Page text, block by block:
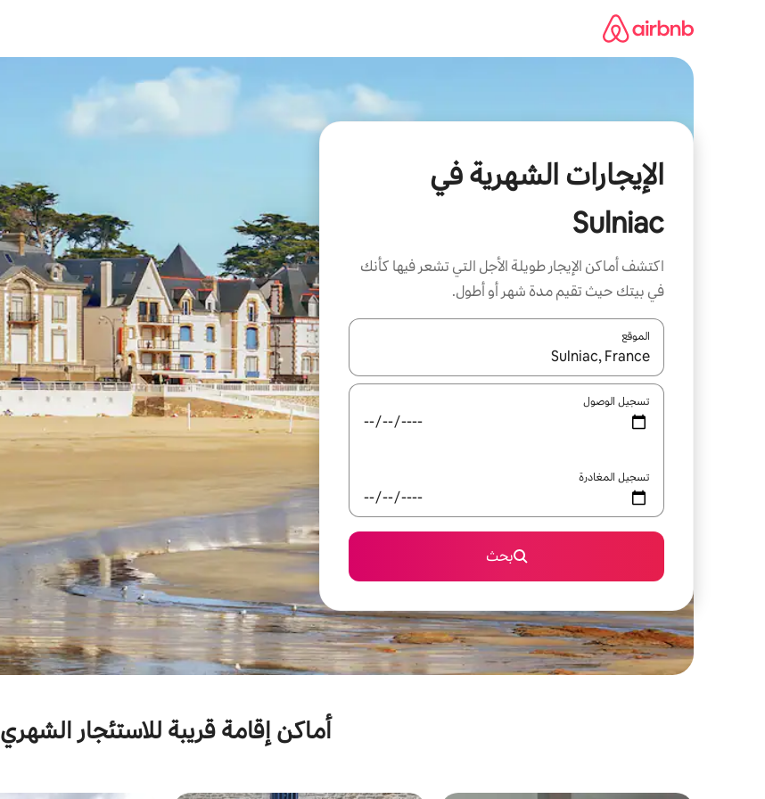
الإيجارات الشهرية في
Sulniac
اكتشف أماكن الإيجار طويلة الأجل التي تشعر فيها كأنك
في بيتك حيث تقيم مدة شهر أو أطول.
الموقع
عند توفر النتائج، انتقل باستخدام السهمين لأعلى ولأسفل أو استكشف عن طريق اللمس أو السحب.
تسجيل الوصول
تسجيل المغادرة
بحث
أماكن إقامة قريبة للاستئجار الشهري